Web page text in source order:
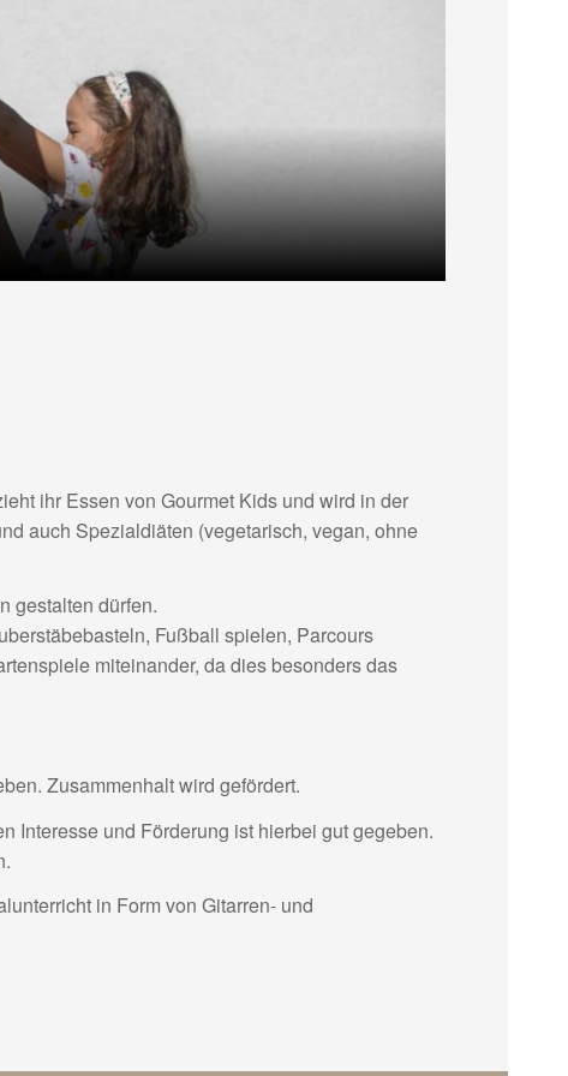
ihr Essen von Gourmet Kids und wird in der
auch Spezialdiäten (vegetarisch, vegan, ohne
gestalten dürfen.
Fußball spielen, Parcours
miteinander, da dies besonders das
Zusammenhalt wird gefördert.
Interesse und Förderung ist hierbei gut gegeben.
in Form von Gitarren- und